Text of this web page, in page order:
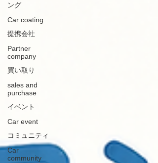
ング
Car coating
提携会社
Partner
company
買い取り
sales and
purchase
イベント
Car event
コミュニティ
Car
community